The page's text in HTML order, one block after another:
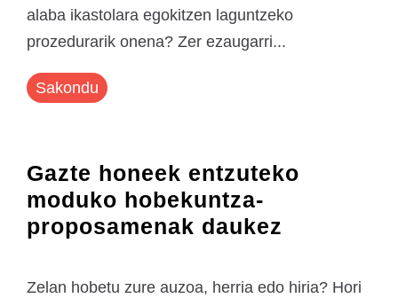
alaba ikastolara egokitzen laguntzeko
prozedurarik onena? Zer ezaugarri...
Sakondu
Gazte honeek entzuteko
moduko hobekuntza-
proposamenak daukez
Zelan hobetu zure auzoa, herria edo hiria? Hori